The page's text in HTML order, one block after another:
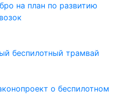
на план по развитию
беспилотный трамвай
о беспилотном